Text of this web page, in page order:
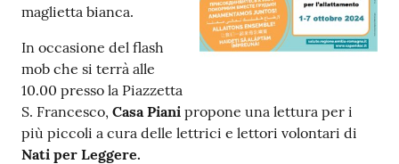
Patto
per
la
lettura
maglietta bianca.
In occasione del flash
mob che si terrà alle
10.00 presso la Piazzetta
S. Francesco, Casa Piani propone una lettura per i
più piccoli a cura delle lettrici e lettori volontari di
Nati per Leggere.